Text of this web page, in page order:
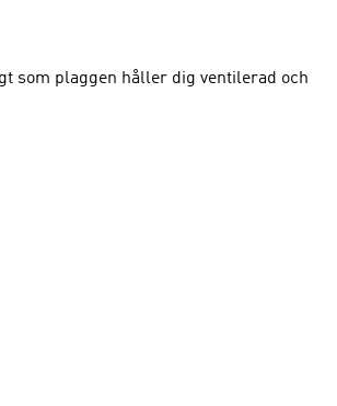
som plaggen håller dig ventilerad och